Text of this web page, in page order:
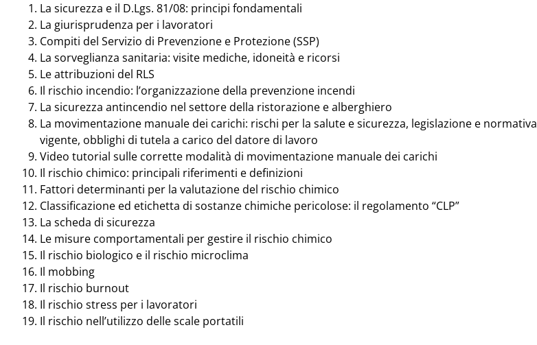
La sicurezza e il D.Lgs. 81/08: principi fondamentali
La giurisprudenza per i lavoratori
Compiti del Servizio di Prevenzione e Protezione (SSP)
La sorveglianza sanitaria: visite mediche, idoneità e ricorsi
Le attribuzioni del RLS
Il rischio incendio: l’organizzazione della prevenzione incendi
La sicurezza antincendio nel settore della ristorazione e alberghiero
La movimentazione manuale dei carichi: rischi per la salute e sicurezza, legislazione e normativa
vigente, obblighi di tutela a carico del datore di lavoro
Video tutorial sulle corrette modalità di movimentazione manuale dei carichi
Il rischio chimico: principali riferimenti e definizioni
Fattori determinanti per la valutazione del rischio chimico
Classificazione ed etichetta di sostanze chimiche pericolose: il regolamento “CLP”
La scheda di sicurezza
Le misure comportamentali per gestire il rischio chimico
Il rischio biologico e il rischio microclima
Il mobbing
Il rischio burnout
Il rischio stress per i lavoratori
Il rischio nell’utilizzo delle scale portatili